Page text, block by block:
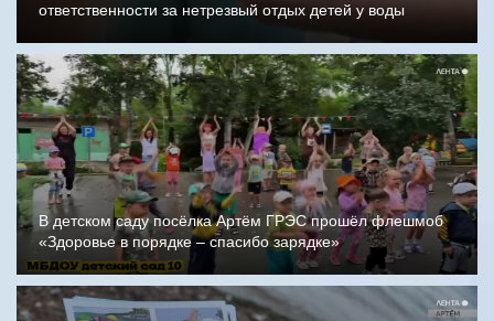
ответственности за нетрезвый отдых детей у воды
В детском саду посёлка Артём ГРЭС прошёл флешмоб
«Здоровье в порядке – спасибо зарядке»